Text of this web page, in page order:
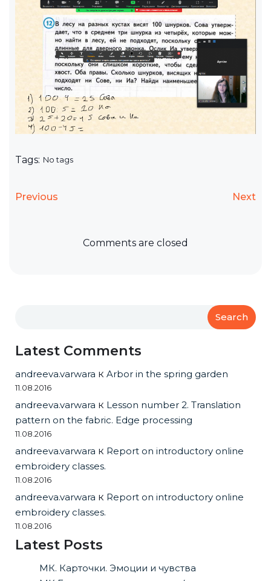
Tags: No tags
Previous Next
Comments are closed
Search
Latest Comments
andreeva.varwara к Arbor in the spring garden
11.08.2016
andreeva.varwara к Lesson number 2. Translation
pattern on the fabric. Edge processing
11.08.2016
andreeva.varwara к Report on introductory online
embroidery classes.
11.08.2016
andreeva.varwara к Report on introductory online
embroidery classes.
11.08.2016
Latest Posts
МК. Карточки. Эмоции и чувства